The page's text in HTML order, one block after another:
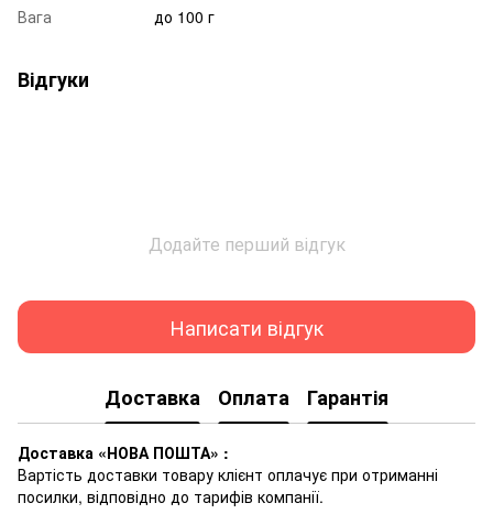
Вага
до 100 г
Відгуки
Додайте перший відгук
Написати відгук
Доставка Оплата Гарантія
Доставка «НОВА ПОШТА» :
Вартість доставки товару клієнт оплачує при отриманні
посилки, відповідно до тарифів компанії.